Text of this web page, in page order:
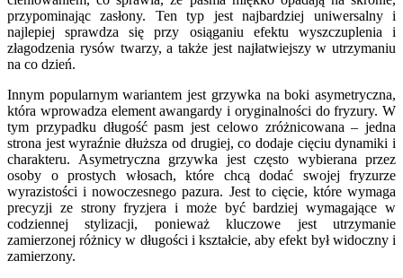
przypominając zasłony. Ten typ jest najbardziej uniwersalny i
najlepiej sprawdza się przy osiąganiu efektu wyszczuplenia i
złagodzenia rysów twarzy, a także jest najłatwiejszy w utrzymaniu
na co dzień.
Innym popularnym wariantem jest grzywka na boki asymetryczna,
która wprowadza element awangardy i oryginalności do fryzury. W
tym przypadku długość pasm jest celowo zróżnicowana – jedna
strona jest wyraźnie dłuższa od drugiej, co dodaje cięciu dynamiki i
charakteru. Asymetryczna grzywka jest często wybierana przez
osoby o prostych włosach, które chcą dodać swojej fryzurze
wyrazistości i nowoczesnego pazura. Jest to cięcie, które wymaga
precyzji ze strony fryzjera i może być bardziej wymagające w
codziennej stylizacji, ponieważ kluczowe jest utrzymanie
zamierzonej różnicy w długości i kształcie, aby efekt był widoczny i
zamierzony.